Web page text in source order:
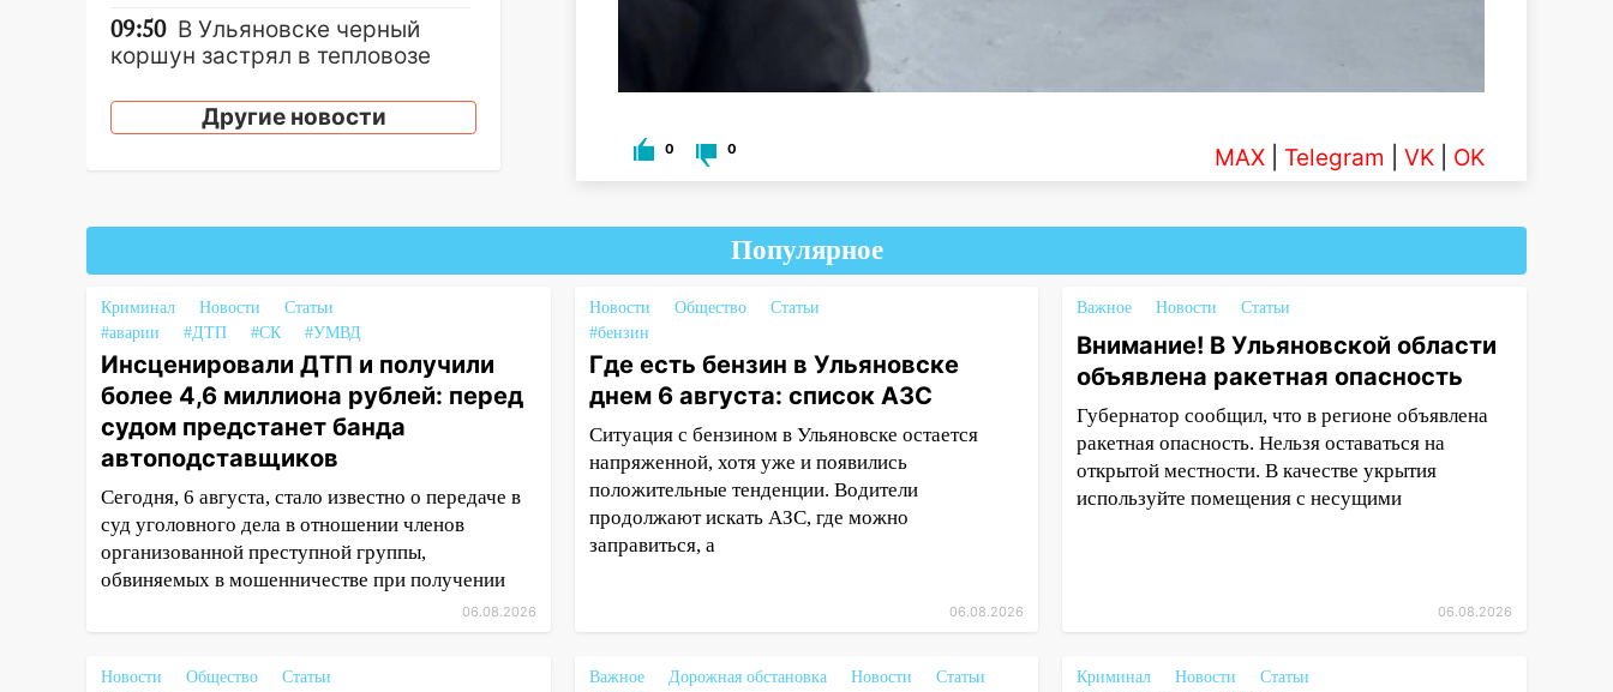
0 0 MAX Telegram VK OK
09:50 В Ульяновске черный
коршун застрял в тепловозе
09:44 Ульяновские спасатели
помогли юному велосипедисту
украли два велосипеда
07:18 В Ульяновск идет
тридцатиградусная жара:
какая будет погода в четверг
06:00 Четыре года борьбы:
ульяновские юристы помогли
женщине засудить УК за
плесень на стенах
05:00
Кому 6 августа звезды
сулят прибыль, а кому —
испытания на прочность
05.08.2026
мотоциклистом
Другие новости
Популярное
Криминал Новости
Статьи
#аварии
#ДТП #СК #УМВД
Инсценировали ДТП и получили
более 4,6 миллиона рублей: перед
судом предстанет банда
автоподставщиков
Сегодня, 6 августа, стало известно о передаче в
суд уголовного дела в отношении членов
организованной преступной группы,
обвиняемых в мошенничестве при получении
06.08.2026
Новости Общество
Статьи
#бензин
Где есть бензин в Ульяновске
днем 6 августа: список АЗС
Ситуация с бензином в Ульяновске остается
напряженной, хотя уже и появились
положительные тенденции. Водители
продолжают искать АЗС, где можно
заправиться, а
06.08.2026
Важное Новости Статьи
Внимание! В Ульяновской области
объявлена ракетная опасность
Губернатор сообщил, что в регионе объявлена
ракетная опасность. Нельзя оставаться на
открытой местности. В качестве укрытия
используйте помещения с несущими
06.08.2026
Новости Общество
Статьи
Важное Дорожная обстановка Новости
Статьи
Криминал Новости
Статьи